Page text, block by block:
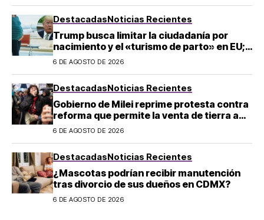
DestacadasNoticias Recientes
Trump busca limitar la ciudadanía por
nacimiento y el «turismo de parto» en EU;
¿a quién afecta?
6 DE AGOSTO DE 2026
DestacadasNoticias Recientes
Gobierno de Milei reprime protesta contra
reforma que permite la venta de tierra a
extranjeros en Argentina
6 DE AGOSTO DE 2026
DestacadasNoticias Recientes
¿Mascotas podrían recibir manutención
tras divorcio de sus dueños en CDMX?
6 DE AGOSTO DE 2026